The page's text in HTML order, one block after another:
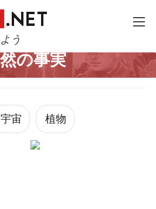
う
Home
の事実
宇宙 植物